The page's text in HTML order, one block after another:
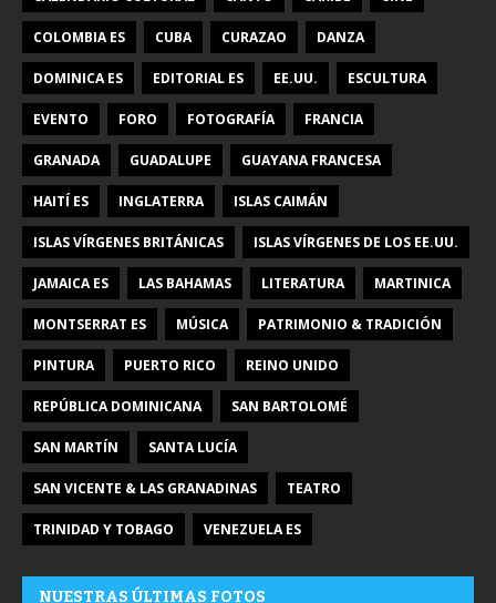
COLOMBIA ES CUBA CURAZAO DANZA
DOMINICA ES EDITORIAL ES EE.UU. ESCULTURA
EVENTO FORO FOTOGRAFÍA FRANCIA
GRANADA GUADALUPE GUAYANA FRANCESA
HAITÍ ES INGLATERRA ISLAS CAIMÁN
ISLAS VÍRGENES BRITÁNICAS ISLAS VÍRGENES DE LOS EE.UU.
JAMAICA ES LAS BAHAMAS LITERATURA MARTINICA
MONTSERRAT ES MÚSICA PATRIMONIO & TRADICIÓN
PINTURA PUERTO RICO REINO UNIDO
REPÚBLICA DOMINICANA SAN BARTOLOMÉ
SAN MARTÍN SANTA LUCÍA
SAN VICENTE & LAS GRANADINAS TEATRO
TRINIDAD Y TOBAGO VENEZUELA ES
NUESTRAS ÚLTIMAS FOTOS